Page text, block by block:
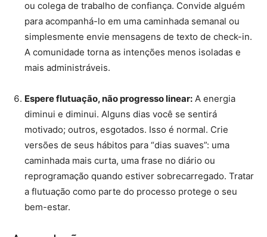
ou colega de trabalho de confiança. Convide alguém
para acompanhá-lo em uma caminhada semanal ou
simplesmente envie mensagens de texto de check-in.
A comunidade torna as intenções menos isoladas e
mais administráveis.
Espere flutuação, não progresso linear: A energia
diminui e diminui. Alguns dias você se sentirá
motivado; outros, esgotados. Isso é normal. Crie
versões de seus hábitos para “dias suaves”: uma
caminhada mais curta, uma frase no diário ou
reprogramação quando estiver sobrecarregado. Tratar
a flutuação como parte do processo protege o seu
bem-estar.